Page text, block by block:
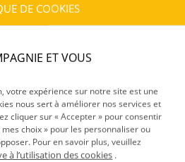
Dillon
DE COOKIES
ET VOUS
votre expérience sur notre site est une
nous sert à améliorer nos services et
cliquer sur « Accepter » pour consentir
choix » pour les personnaliser ou
Pour en savoir plus, veuillez
à l’utilisation des cookies .